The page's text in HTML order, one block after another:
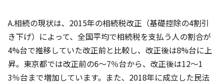
A.相続の現状は、2015年の相続税改正（基礎控除の4割引
き下げ）によって、全国平均で相続税を支払う人の割合が
4%台で推移していた改正前と比較し、改正後は8%台に上
昇。東京都では改正前の6～7％台から、改正後は12～1
3％台まで増加しています。また、2018年に成立した民法